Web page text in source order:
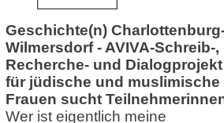
Geschichte(n)
Wilmersdorf - AVIVA-Schreib-,
Recherche- und Dialogprojekt
für jüdische und muslimische
Frauen sucht
Wer ist eigentlich meine